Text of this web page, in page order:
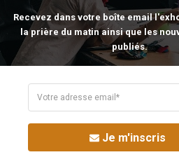
seeing with new eyes. All journeys
which the traveler is unaware.
Recevez dans votre boîte email
la prière du matin ainsi que les
publiés.
Je m'inscris